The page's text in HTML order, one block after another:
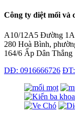
Công ty diệt mối và
A10/12A5 Đường
280 Hoà Bình,
164/6 Ấp Dân
DĐ: 0916666726 ĐT: